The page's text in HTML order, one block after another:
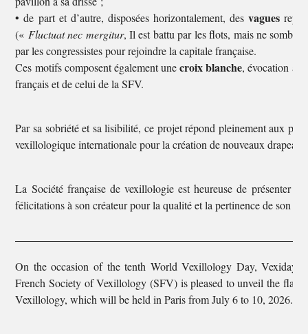
• de part et d’autre, disposées horizontalement, des vagues
(« Fluctuat nec mergitur, Il est battu par les flots, mais ne
par les congressistes pour rejoindre la capitale française.
Ces motifs composent également unecroix blanche, évocation à
français et de celui de la SFV.
Par sa sobriété et sa lisibilité, ce projet répond pleinement aux
vexillologique internationale pour la création de nouveaux
La Société française de vexillologie est heureuse de présenter
félicitations à son créateur pour la qualité et la pertinence de son
On the occasion of the tenth World Vexillology Day, Vexiday,
French Society of Vexillology (SFV) is pleased to unveil the flag
Vexillology, which will be held in Paris from July 6 to 10, 2026.